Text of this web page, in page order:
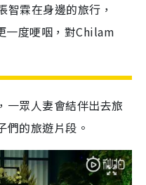
智霖在身邊的旅行，
一度哽咽，對Chilam
一眾人妻會結伴出去旅
們的旅遊片段。